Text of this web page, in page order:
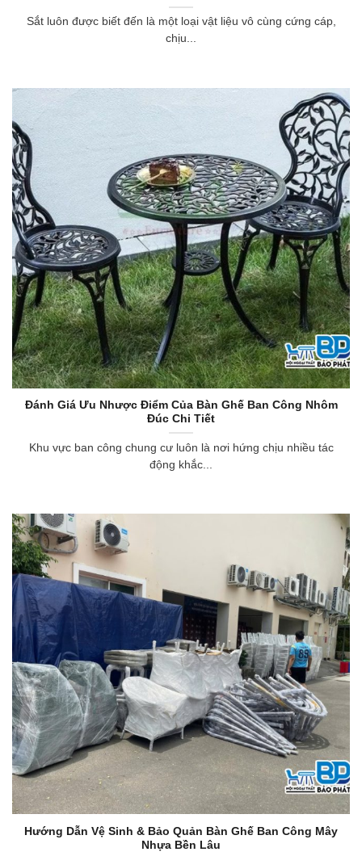
Sắt luôn được biết đến là một loại vật liệu vô cùng cứng cáp,
chịu...
Đánh Giá Ưu Nhược Điểm Của Bàn Ghế Ban Công Nhôm
Đúc Chi Tiết
Khu vực ban công chung cư luôn là nơi hứng chịu nhiều tác
động khắc...
Hướng Dẫn Vệ Sinh & Bảo Quản Bàn Ghế Ban Công Mây
Nhựa Bền Lâu